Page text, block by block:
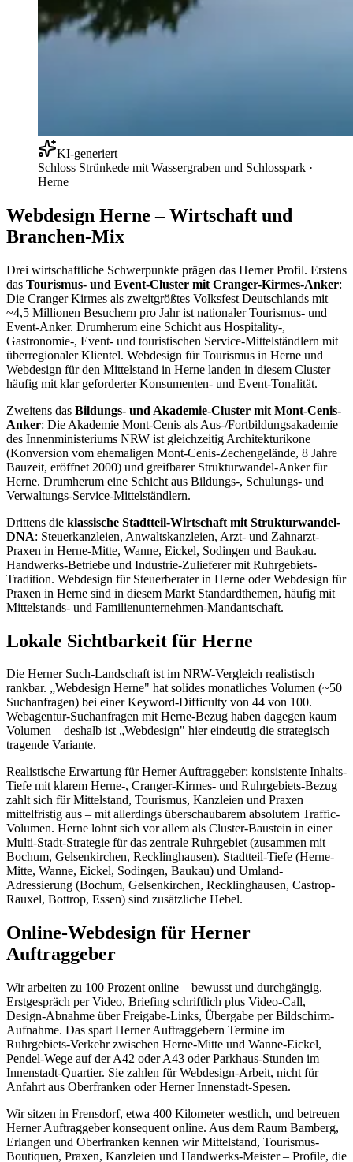
KI-generiert
Schloss Strünkede mit Wassergraben und Schlosspark ·
Herne
Webdesign Herne – Wirtschaft und
Branchen-Mix
Drei wirtschaftliche Schwerpunkte prägen das Herner Profil. Erstens
das Tourismus- und Event-Cluster mit Cranger-Kirmes-Anker:
Die Cranger Kirmes als zweitgrößtes Volksfest Deutschlands mit
~4,5 Millionen Besuchern pro Jahr ist nationaler Tourismus- und
Event-Anker. Drumherum eine Schicht aus Hospitality-,
Gastronomie-, Event- und touristischen Service-Mittelständlern mit
überregionaler Klientel. Webdesign für Tourismus in Herne und
Webdesign für den Mittelstand in Herne landen in diesem Cluster
häufig mit klar geforderter Konsumenten- und Event-Tonalität.
Zweitens das Bildungs- und Akademie-Cluster mit Mont-Cenis-
Anker: Die Akademie Mont-Cenis als Aus-/Fortbildungsakademie
des Innenministeriums NRW ist gleichzeitig Architekturikone
(Konversion vom ehemaligen Mont-Cenis-Zechengelände, 8 Jahre
Bauzeit, eröffnet 2000) und greifbarer Strukturwandel-Anker für
Herne. Drumherum eine Schicht aus Bildungs-, Schulungs- und
Verwaltungs-Service-Mittelständlern.
Drittens die klassische Stadtteil-Wirtschaft mit Strukturwandel-
DNA: Steuerkanzleien, Anwaltskanzleien, Arzt- und Zahnarzt-
Praxen in Herne-Mitte, Wanne, Eickel, Sodingen und Baukau.
Handwerks-Betriebe und Industrie-Zulieferer mit Ruhrgebiets-
Tradition. Webdesign für Steuerberater in Herne oder Webdesign für
Praxen in Herne sind in diesem Markt Standardthemen, häufig mit
Mittelstands- und Familienunternehmen-Mandantschaft.
Lokale Sichtbarkeit für Herne
Die Herner Such-Landschaft ist im NRW-Vergleich realistisch
rankbar. „Webdesign Herne" hat solides monatliches Volumen (~50
Suchanfragen) bei einer Keyword-Difficulty von 44 von 100.
Webagentur-Suchanfragen mit Herne-Bezug haben dagegen kaum
Volumen – deshalb ist „Webdesign" hier eindeutig die strategisch
tragende Variante.
Realistische Erwartung für Herner Auftraggeber: konsistente Inhalts-
Tiefe mit klarem Herne-, Cranger-Kirmes- und Ruhrgebiets-Bezug
zahlt sich für Mittelstand, Tourismus, Kanzleien und Praxen
mittelfristig aus – mit allerdings überschaubarem absolutem Traffic-
Volumen. Herne lohnt sich vor allem als Cluster-Baustein in einer
Multi-Stadt-Strategie für das zentrale Ruhrgebiet (zusammen mit
Bochum, Gelsenkirchen, Recklinghausen). Stadtteil-Tiefe (Herne-
Mitte, Wanne, Eickel, Sodingen, Baukau) und Umland-
Adressierung (Bochum, Gelsenkirchen, Recklinghausen, Castrop-
Rauxel, Bottrop, Essen) sind zusätzliche Hebel.
Online-Webdesign für Herner
Auftraggeber
Wir arbeiten zu 100 Prozent online – bewusst und durchgängig.
Erstgespräch per Video, Briefing schriftlich plus Video-Call,
Design-Abnahme über Freigabe-Links, Übergabe per Bildschirm-
Aufnahme. Das spart Herner Auftraggebern Termine im
Ruhrgebiets-Verkehr zwischen Herne-Mitte und Wanne-Eickel,
Pendel-Wege auf der A42 oder A43 oder Parkhaus-Stunden im
Innenstadt-Quartier. Sie zahlen für Webdesign-Arbeit, nicht für
Anfahrt aus Oberfranken oder Herner Innenstadt-Spesen.
Wir sitzen in Frensdorf, etwa 400 Kilometer westlich, und betreuen
Herner Auftraggeber konsequent online. Aus dem Raum Bamberg,
Erlangen und Oberfranken kennen wir Mittelstand, Tourismus-
Boutiquen, Praxen, Kanzleien und Handwerks-Meister – Profile, die